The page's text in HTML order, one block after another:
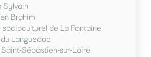
Sylvain
Brahim
socioculturel de La Fontaine
Languedoc
Sébastien-sur-Loire